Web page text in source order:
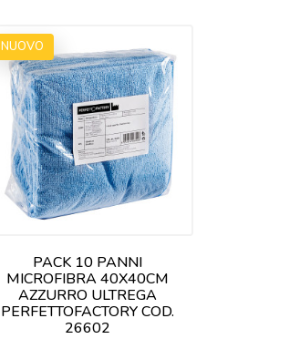
PACK 10 PANNI
MICROFIBRA 40X40CM
AZZURRO ULTREGA
PERFETTOFACTORY COD.
26602
NUOVO